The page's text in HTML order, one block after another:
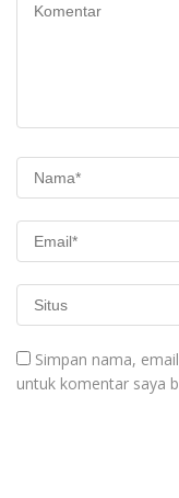
Simpan nama,
untuk komentar saya